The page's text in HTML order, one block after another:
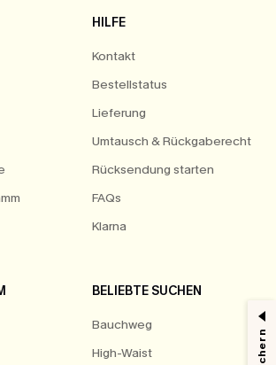
HILFE
Kontakt
Bestellstatus
Lieferung
Umtausch & Rückgaberecht
Rücksendung starten
FAQs
Klarna
BELIEBTE SUCHEN
Bauchweg
High-Waist